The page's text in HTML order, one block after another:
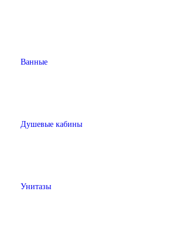
Ванные
Душевые кабины
Унитазы